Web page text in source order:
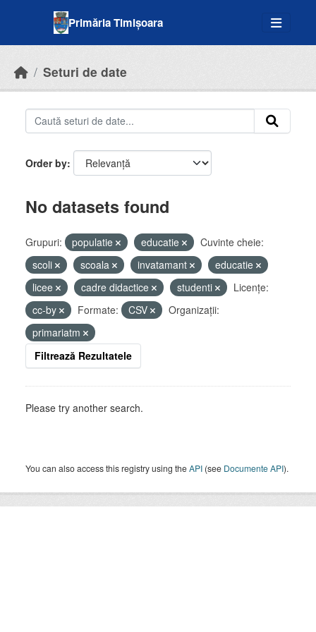
Primăria Timișoara
Seturi de date
Order by
No datasets found
Grupuri: populatie educatie
Cuvinte cheie:
scoli
scoala invatamant
educatie
licee
cadre didactice studenti
Licenţe:
cc-by
Formate: CSV
Organizații:
primariatm
Filtrează Rezultatele
Please try another search.
You can also access this registry using theAPI (see Documente API).